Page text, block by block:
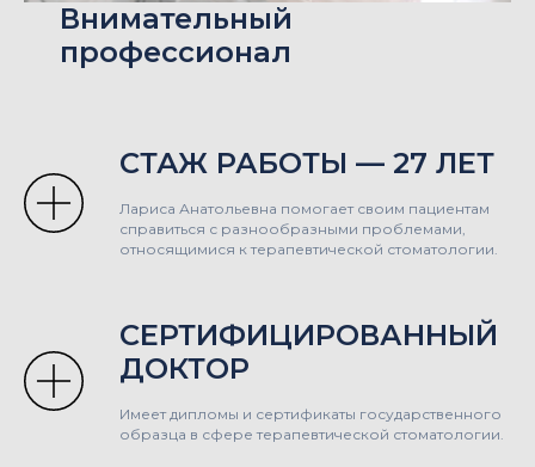
Внимательный
профессионал
СТАЖ РАБОТЫ — 27 ЛЕТ
Лариса Анатольевна помогает своим пациентам
справиться с разнообразными проблемами,
относящимися к терапевтической стоматологии.
СЕРТИФИЦИРОВАННЫЙ
ДОКТОР
Имеет дипломы и сертификаты государственного
образца в сфере терапевтической стоматологии.